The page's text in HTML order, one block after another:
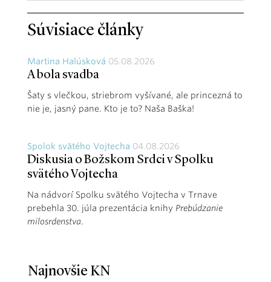
Súvisiace články
Martina Halúsková 05.08.2026
A bola svadba
Šaty s vlečkou, striebrom vyšívané, ale princezná to
nie je, jasný pane. Kto je to? Naša Baška!
Spolok svätého Vojtecha 04.08.2026
Diskusia o Božskom Srdci v Spolku
svätého Vojtecha
Na nádvorí Spolku svätého Vojtecha v Trnave
prebehla 30. júla prezentácia knihy Prebúdzanie
milosrdenstva.
Najnovšie KN